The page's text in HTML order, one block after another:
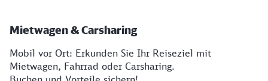
Mietwagen & Carsharing
Mobil vor Ort: Erkunden Sie Ihr Reiseziel mit
Mietwagen, Fahrrad oder Carsharing.